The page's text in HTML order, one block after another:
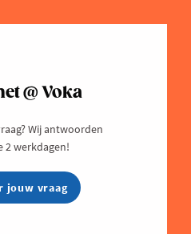
@ Voka
Wij antwoorden
2 werkdagen!
jouw vraag